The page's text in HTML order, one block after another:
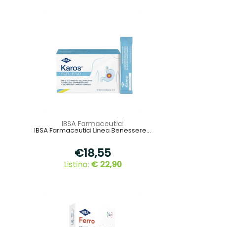
IBSA Farmaceutici
IBSA Farmaceutici Linea Benessere...
€18,55
Listino: € 22,90